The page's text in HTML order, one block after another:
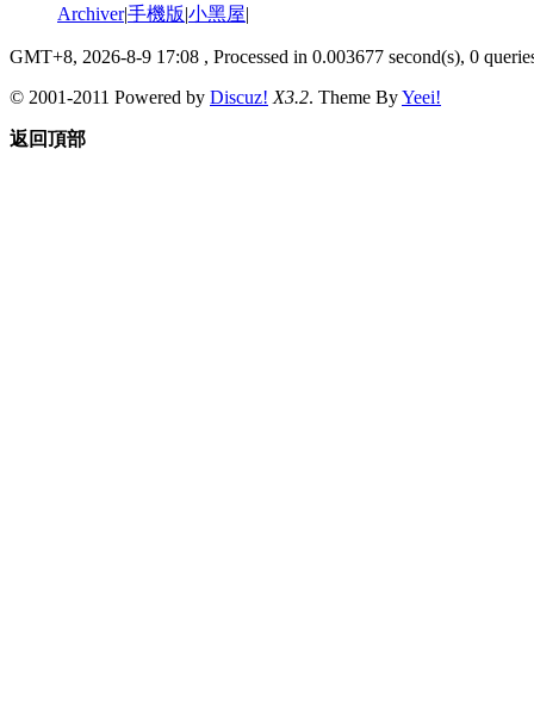
Archiver|手機版|小黑屋|
GMT+8, 2026-8-9 17:08 , Processed in 0.003677 second(s), 0
© 2001-2011 Powered by Discuz! X3.2. Theme ByYeei!
返回頂部